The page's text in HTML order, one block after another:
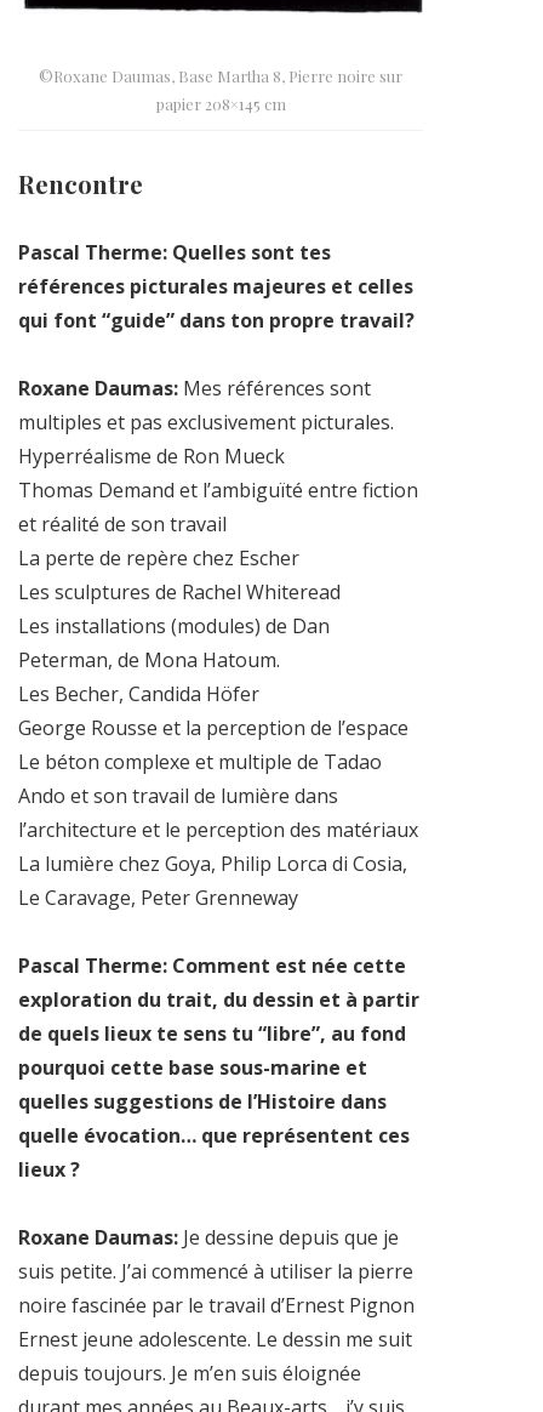
©Roxane Daumas, Base Martha 8, Pierre noire sur
papier 208×145 cm
Rencontre
Pascal Therme: Quelles sont tes
références picturales majeures et celles
qui font “guide” dans ton propre travail?
Roxane Daumas: Mes références sont
multiples et pas exclusivement picturales.
Hyperréalisme de Ron Mueck
Thomas Demand et l’ambiguïté entre fiction
et réalité de son travail
La perte de repère chez Escher
Les sculptures de Rachel Whiteread
Les installations (modules) de Dan
Peterman, de Mona Hatoum.
Les Becher, Candida Höfer
George Rousse et la perception de l’espace
Le béton complexe et multiple de Tadao
Ando et son travail de lumière dans
l’architecture et le perception des matériaux
La lumière chez Goya, Philip Lorca di Cosia,
Le Caravage, Peter Grenneway
Pascal Therme: Comment est née cette
exploration du trait, du dessin et à partir
de quels lieux te sens tu “libre”, au fond
pourquoi cette base sous-marine et
quelles suggestions de l’Histoire dans
quelle évocation… que représentent ces
lieux ?
Roxane Daumas: Je dessine depuis que je
suis petite. J’ai commencé à utiliser la pierre
noire fascinée par le travail d’Ernest Pignon
Ernest jeune adolescente. Le dessin me suit
depuis toujours. Je m’en suis éloignée